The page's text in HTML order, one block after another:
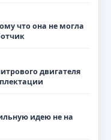
что она не могла
двигателя
идею не на